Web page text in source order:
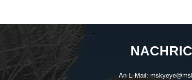
An E-Mail: